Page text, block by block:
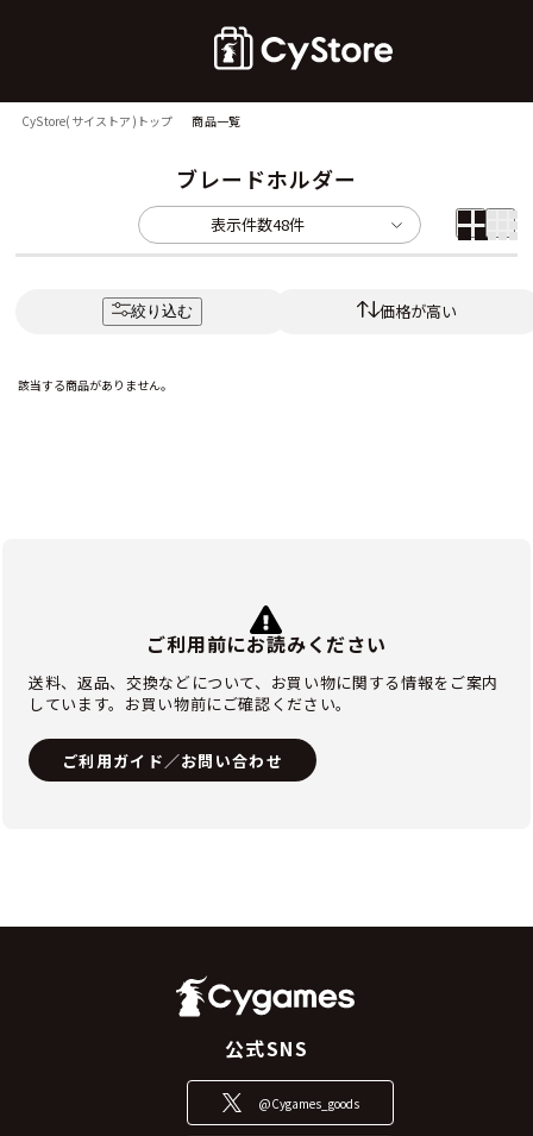
CyStore(サイストア)トップ 商品一覧
ブレードホルダー
表示件数48件
絞り込む 価格が高い
該当する商品がありません。
ご利用前にお読みください
送料、返品、交換などについて、お買い物に関する情報をご案内
しています。お買い物前にご確認ください。
ご利用ガイド／お問い合わせ
公式SNS
@Cygames_goods